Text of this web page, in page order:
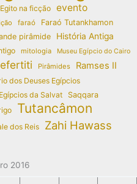
Egito na ficção evento
faraó Faraó Tutankhamon
pirâmide
História Antiga
mitologia Museu Egípcio do Cairo
Pirâmides Ramses II
dos Deuses Egípcios
da Salvat
Saqqara
Tutancâmon
dos Reis Zahi Hawass
2016